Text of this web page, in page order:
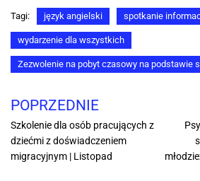
Tagi: język angielski spotkanie
wydarzenie dla wszystkich
Zezwolenie na pobyt czasowy na podstawie
POPRZEDNIE
Szkolenie dla osób pracujących z
dziećmi z doświadczeniem
migracyjnym | Listopad